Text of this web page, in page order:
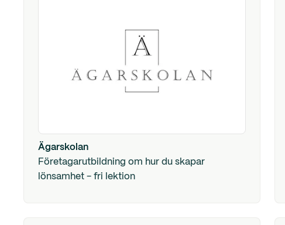
Ägarskolan
Företagarutbildning om hur du skapar
lönsamhet - fri lektion